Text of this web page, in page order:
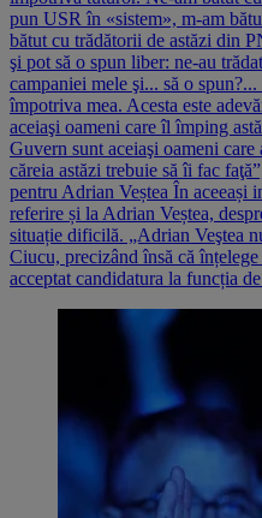
pun USR în «sistem», m-am
bătut cu trădătorii de astăzi din
şi pot să o spun liber: ne-au
campaniei mele şi... să o
împotriva mea. Acesta este
aceiaşi oameni care îl împing
Guvern sunt aceiaşi oameni
căreia astăzi trebuie să îi fac
pentru Adrian Veștea În aceeași
referire și la Adrian Veștea,
situație dificilă. „Adrian Veştea
Ciucu, precizând însă că
acceptat candidatura la funcția